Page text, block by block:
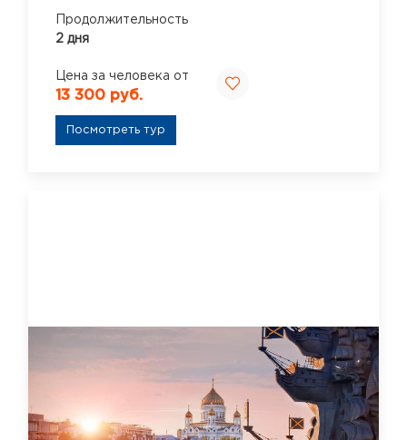
Продолжительность
2 дня
Цена за человека от
13 300 руб.
Посмотреть тур